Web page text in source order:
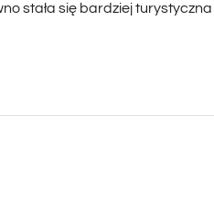
stała się bardziej